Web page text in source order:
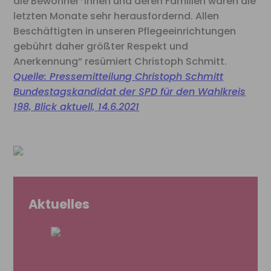
letzten Monate sehr herausfordernd. Allen
Beschäftigten in unseren Pflegeeinrichtungen
gebührt daher größter Respekt und
Anerkennung“ resümiert Christoph Schmitt.
Quelle: PressemitteilungChristoph Schmitt
Bundestagskandidat der SPDfür den Wahlkreis
198, Blick aktuell, 14.6.2021
Aktuelles